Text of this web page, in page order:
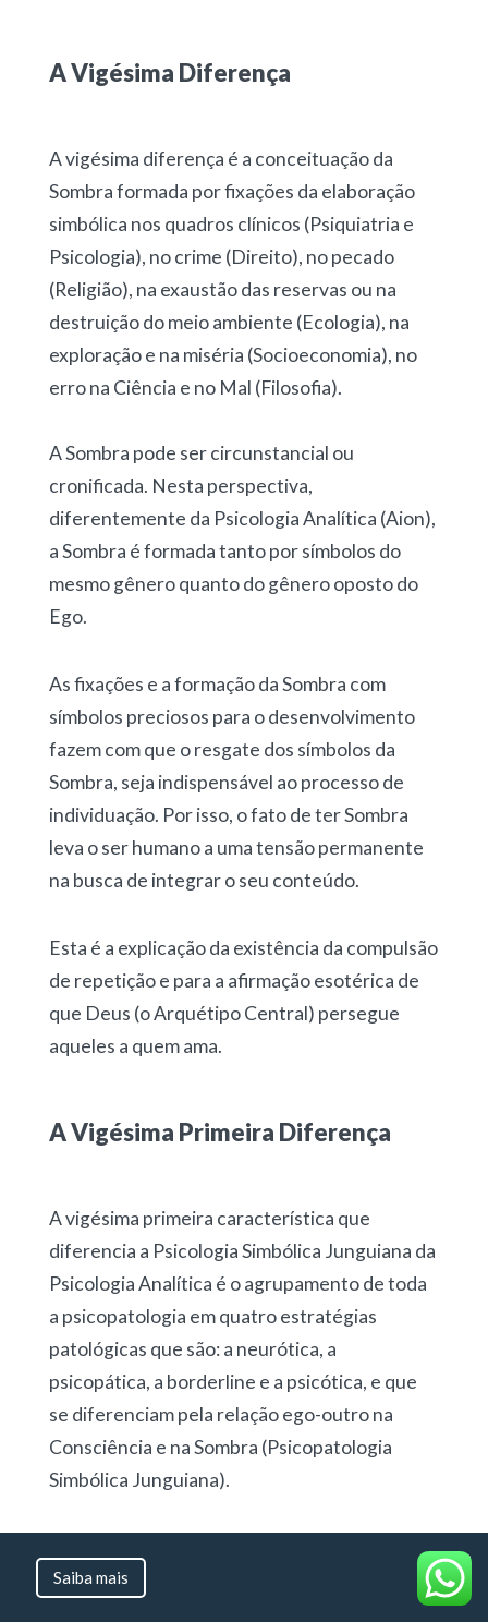
Saiba mais
A Vigésima Diferença
A vigésima diferença é a conceituação da
Sombra formada por fixações da elaboração
simbólica nos quadros clínicos (Psiquiatria e
Psicologia), no crime (Direito), no pecado
(Religião), na exaustão das reservas ou na
destruição do meio ambiente (Ecologia), na
exploração e na miséria (Socioeconomia), no
erro na Ciência e no Mal (Filosofia).
A Sombra pode ser circunstancial ou
cronificada. Nesta perspectiva,
diferentemente da Psicologia Analítica (Aion),
a Sombra é formada tanto por símbolos do
mesmo gênero quanto do gênero oposto do
Ego.
As fixações e a formação da Sombra com
símbolos preciosos para o desenvolvimento
fazem com que o resgate dos símbolos da
Sombra, seja indispensável ao processo de
individuação. Por isso, o fato de ter Sombra
leva o ser humano a uma tensão permanente
na busca de integrar o seu conteúdo.
Esta é a explicação da existência da compulsão
de repetição e para a afirmação esotérica de
que Deus (o Arquétipo Central) persegue
aqueles a quem ama.
A Vigésima Primeira Diferença
A vigésima primeira característica que
diferencia a Psicologia Simbólica Junguiana da
Psicologia Analítica é o agrupamento de toda
a psicopatologia em quatro estratégias
patológicas que são: a neurótica, a
psicopática, a borderline e a psicótica, e que
se diferenciam pela relação ego-outro na
Consciência e na Sombra (Psicopatologia
Simbólica Junguiana).
inconscientemente e sua atuação traz culpa e